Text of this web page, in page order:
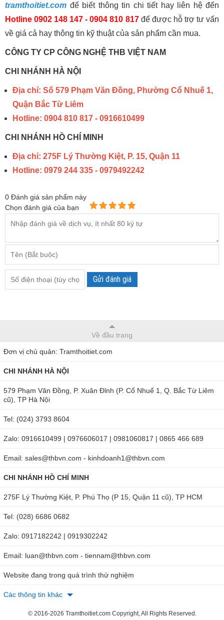
tramthoitiet.com để biết thông tin chi tiết hay liên hệ đến
Hotline 0902 148 147 - 0904 810 817để được hỗ trợ tư vấn
về giá cả hay thông tin kỹ thuật của sản phẩm cần mua.
CÔNG TY CP CÔNG NGHỆ THB VIỆT NAM
CHI NHÁNH HÀ NỘI
Địa chỉ: Số 579 Phạm Văn Đồng, Phường Cổ Nhuế 1,
Quận Bắc Từ Liêm
Hotline: 0904 810 817 - 0916610499
CHI NHÁNH HỒ CHÍ MINH
Địa chỉ: 275F Lý Thường Kiệt, P. 15, Quận 11
Hotline: 0979 244 335 - 0979492242
0 Đánh giá sản phẩm này
Chọn đánh giá của bạn
Gửi đánh giá
Về đầu trang
Đơn vị chủ quản: Tramthoitiet.com
CHI NHÁNH HÀ NỘI
579 Phạm Văn Đồng, P. Xuân Đỉnh (P. Cổ Nhuế 1, Q. Bắc Từ Liêm
cũ), TP Hà Nội
Tel: (024) 3793 8604
Zalo: 0916610499 | 0976606017 | 0981060817 | 0865 466 689
Email: sales@thbvn.com - kinhdoanh1@thbvn.com
CHI NHÁNH HỒ CHÍ MINH
275F Lý Thường Kiệt, P. Phú Thọ (P 15, Quận 11 cũ), TP HCM
Tel: (028) 6686 0682
Zalo: 0917182242 | 0919302242
Email: luan@thbvn.com - tiennam@thbvn.com
Website đang trong quá trình thử nghiệm
Các thông tin khác
© 2016-2026 Tramthoitiet.com Copyright, All Rights Reserved.